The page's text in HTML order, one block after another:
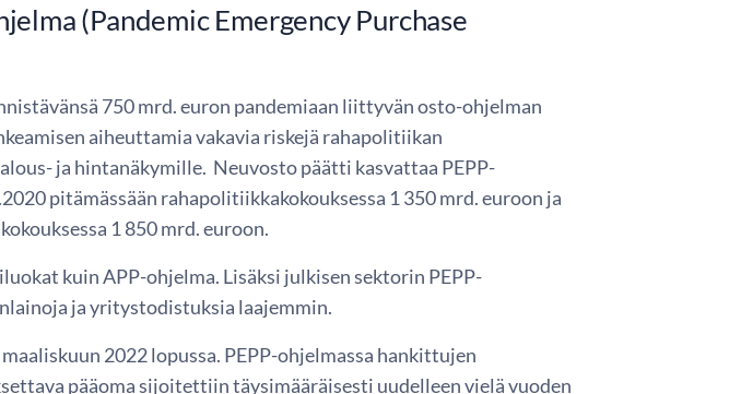
(Pandemic Emergency Purchase
750 mrd. euron pandemiaan liittyvän osto-ohjelman
aiheuttamia vakavia riskejä rahapolitiikan
ja hintanäkymille. Neuvosto päätti kasvattaa PEPP-
pitämässään rahapolitiikkakokouksessa 1 350 mrd. euroon ja
1 850 mrd. euroon.
kuin APP-ohjelma. Lisäksi julkisen sektorin PEPP-
ja yritystodistuksia laajemmin.
2022 lopussa. PEPP-ohjelmassa hankittujen
pääoma sijoitettiin täysimääräisesti uudelleen vielä vuoden